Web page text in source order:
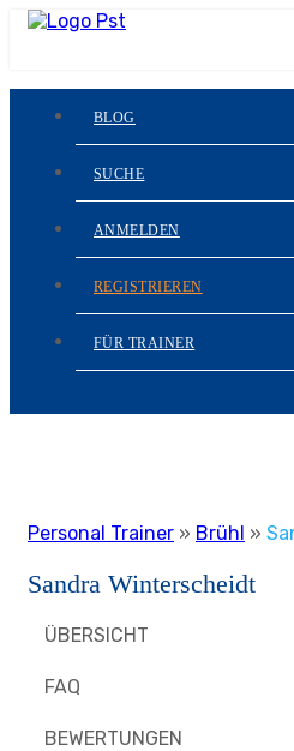
BLOG
SUCHE
ANMELDEN
REGISTRIEREN
FÜR TRAINER
Personal Trainer » Brühl »
Sandra Winterscheidt
ÜBERSICHT
FAQ
BEWERTUNGEN